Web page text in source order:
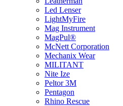
Led Lenser
LightMyFire
Mag Instrument
MagPul®
McNett Corporation
Mechanix Wear
MILITANT
Nite Ize
Peltor 3M
Pentagon
Rhino Rescue